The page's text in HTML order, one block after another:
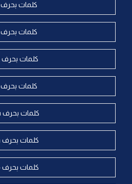
كلمات بحرف i
كلمات بحرف j
كلمات بحرف k
كلمات بحرف l
كلمات بحرف m
كلمات بحرف n
كلمات بحرف o